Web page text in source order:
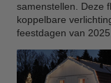
samenstellen. Deze
koppelbare
feestdagen van